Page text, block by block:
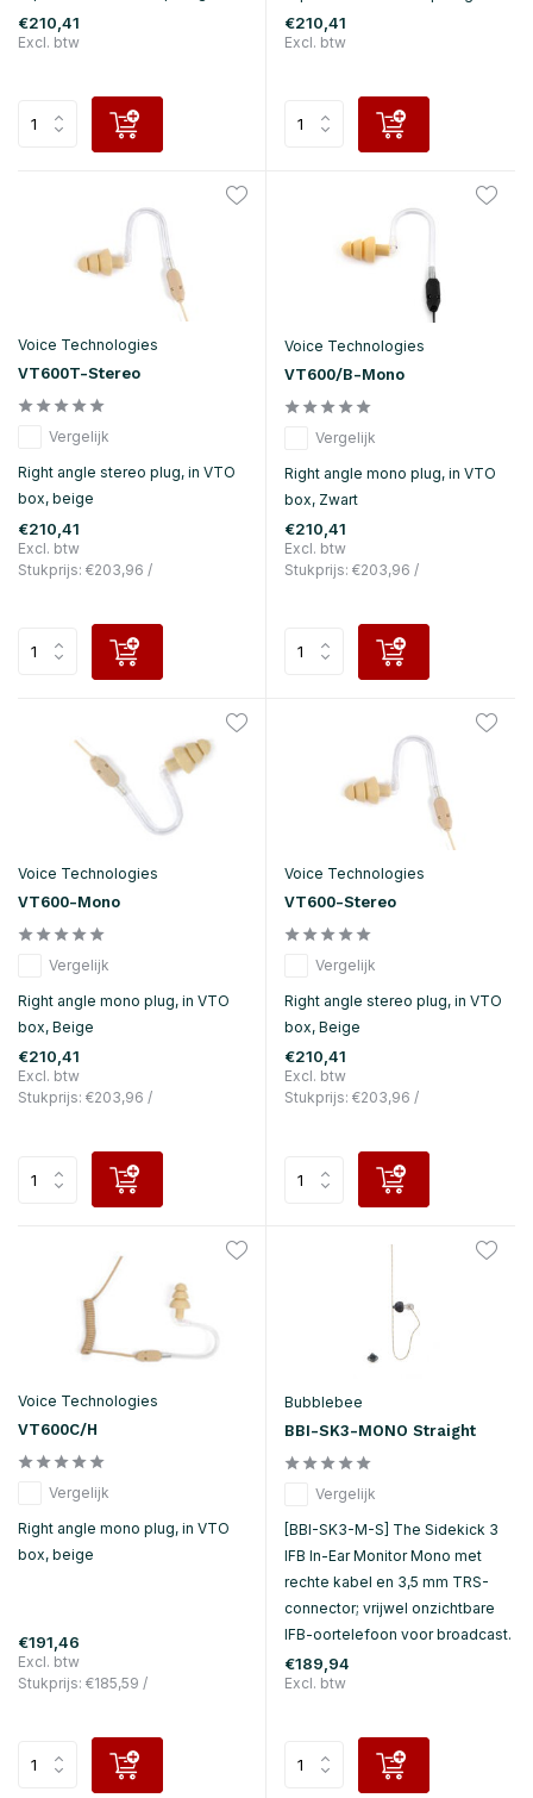
€210,41
Excl. btw
€210,41
Excl. btw
Voice Technologies
VT600T-Stereo
Vergelijk
Right angle stereo plug, in VTO
box, beige
€210,41
Excl. btw
Stukprijs: €203,96 /
Voice Technologies
VT600/B-Mono
Vergelijk
Right angle mono plug, in VTO
box, Zwart
€210,41
Excl. btw
Stukprijs: €203,96 /
Voice Technologies
VT600-Mono
Vergelijk
Right angle mono plug, in VTO
box, Beige
€210,41
Excl. btw
Stukprijs: €203,96 /
Voice Technologies
VT600-Stereo
Vergelijk
Right angle stereo plug, in VTO
box, Beige
€210,41
Excl. btw
Stukprijs: €203,96 /
Voice Technologies
VT600C/H
Vergelijk
Right angle mono plug, in VTO
box, beige
€191,46
Excl. btw
Stukprijs: €185,59 /
Bubblebee
BBI-SK3-MONO Straight
Vergelijk
[BBI-SK3-M-S] The Sidekick 3
IFB In-Ear Monitor Mono met
rechte kabel en 3,5 mm TRS-
connector; vrijwel onzichtbare
IFB-oortelefoon voor broadcast.
€189,94
Excl. btw